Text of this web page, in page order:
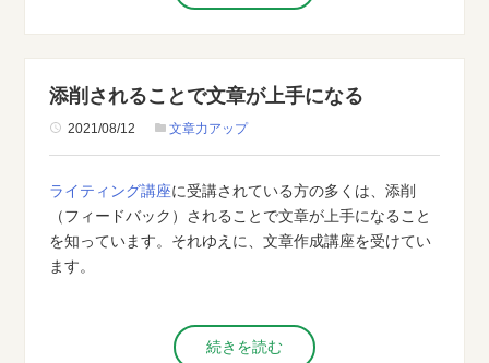
添削されることで文章が上手になる
2021/08/12 文章力アップ
ライティング講座に受講されている方の多くは、添削
（フィードバック）されることで文章が上手になること
を知っています。それゆえに、文章作成講座を受けてい
ます。
続きを読む